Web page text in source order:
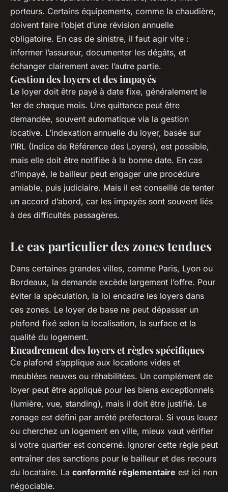
porteurs. Certains équipements, comme la chaudière,
doivent faire l’objet d’une révision annuelle
obligatoire. En cas de sinistre, il faut agir vite :
informer l’assureur, documenter les dégâts, et
échanger clairement avec l’autre partie.
Gestion des loyers et des impayés
Le loyer doit être payé à date fixe, généralement le
1er de chaque mois. Une quittance peut être
demandée, souvent automatique via la gestion
locative. L’indexation annuelle du loyer, basée sur
l’IRL (Indice de Référence des Loyers), est possible,
mais elle doit être notifiée à la bonne date. En cas
d’impayé, le bailleur peut engager une procédure
amiable, puis judiciaire. Mais il est conseillé de tenter
un accord d’abord, car les impayés sont souvent liés
à des difficultés passagères.
Le cas particulier des zones tendues
Dans certaines grandes villes, comme Paris, Lyon ou
Bordeaux, la demande excède largement l’offre. Pour
éviter la spéculation, la loi encadre les loyers dans
ces zones. Le loyer de base ne peut dépasser un
plafond fixé selon la localisation, la surface et la
qualité du logement.
Encadrement des loyers et règles spécifiques
Ce plafond s’applique aux locations vides et
meublées neuves ou réhabilitées. Un complément de
loyer peut être appliqué pour les biens exceptionnels
(lumière, vue, standing), mais il doit être justifié. Le
zonage est défini par arrêté préfectoral. Si vous louez
ou cherchez un logement en ville, mieux vaut vérifier
si votre quartier est concerné. Ignorer cette règle peut
entraîner des sanctions pour le bailleur et des recours
du locataire. La conformité réglementaire est ici non
négociable.